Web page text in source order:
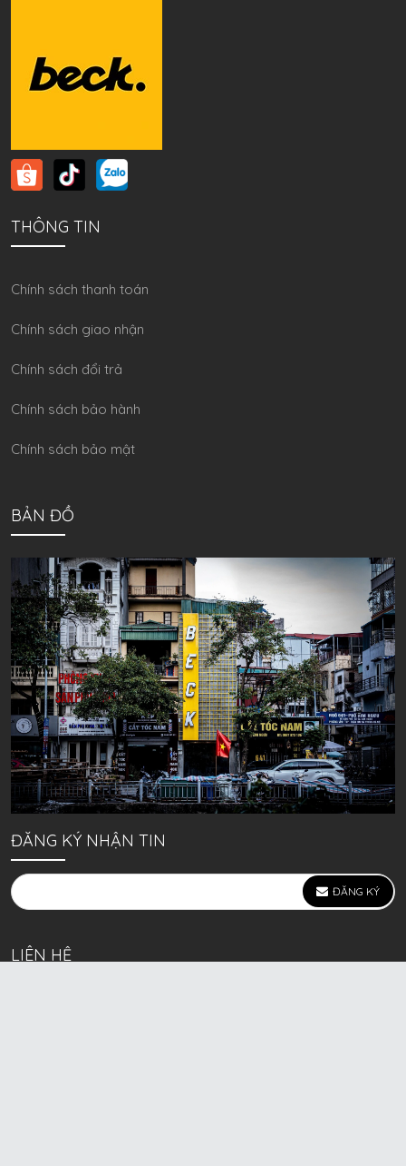
THÔNG TIN
Chính sách thanh toán
Chính sách giao nhận
Chính sách đổi trả
Chính sách bảo hành
Chính sách bảo mật
BẢN ĐỒ
ĐĂNG KÝ NHẬN TIN
ĐĂNG KÝ
LIÊN HỆ